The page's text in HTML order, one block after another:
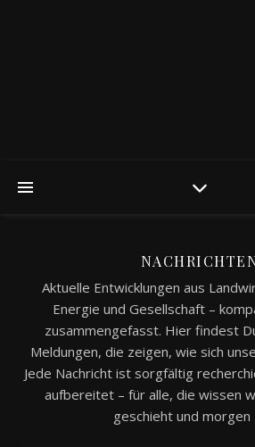
Aktuelle Entwicklungen aus
Energie und Gesellschaft –
zusammengefasst. Hier findest
Meldungen, die zeigen, wie sich
Jede Nachricht ist sorgfältig
aufbereitet – für alle, die wissen
geschieht und morgen